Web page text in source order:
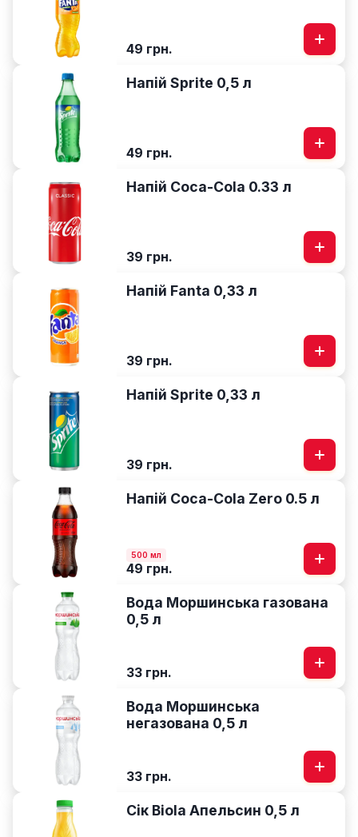
49 грн.
Напій Sprite 0,5 л
49 грн.
Напій Coca-Cola 0.33 л
39 грн.
Напій Fanta 0,33 л
39 грн.
Напій Sprite 0,33 л
39 грн.
Напій Coca-Cola Zero 0.5 л
500 мл
49 грн.
Вода Моршинська газована
0,5 л
33 грн.
Вода Моршинська
негазована 0,5 л
33 грн.
Сік Biola Апельсин 0,5 л